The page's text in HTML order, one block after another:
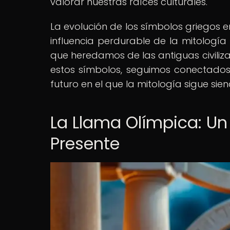
La evolución de los símbolos griegos
influencia perdurable de la
que heredamos de las antiguas
estos símbolos, seguimos
futuro en el que la mitología sigue
La Llama Olímpica:
Presente